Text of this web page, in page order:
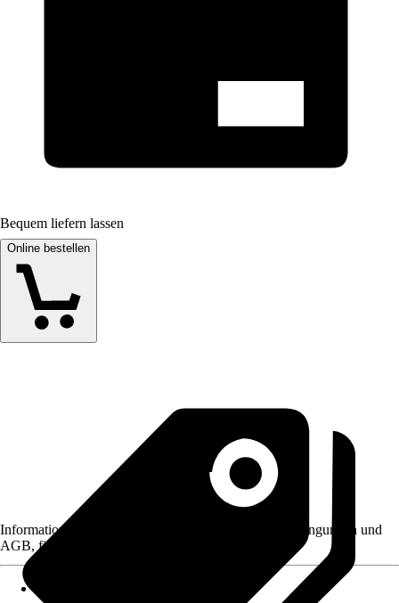
Bequem liefern lassen
Online bestellen
Informationen des Verkäufers, wie z. B. Rückgabebedingungen und
AGB, finden Sie bei Klick auf den Verkäufernamen.